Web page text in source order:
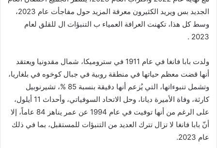
الجديد بس ويريد الكثيرون معرفة المزيد حول مفاجأت عام 2023،
وسط كل هذا، تكهنت العرافة العمياء ب التنبؤات ال للقلق لعام
2023 .
ولدت بابا فانغا في عام 1911 في ستروميكا، شمال مقدونيا ويعتقد
أنها قضت معظم حياتها في منطقة روبية في جبال كوخوه في بلغاريا،
وتشمل تنبوءاتها، التي يُزعم أنها دقيقة بنسبة 85 %، تشيرنوبيل
كارثة، وفاة الأميرة ديانا، وحل الاتحاد السوفياتي، وأحداث 11 أيلول،
على الرغم من أنها توفيت في عام 1994 عن عمر يناهز 84 عاماً، إلا
أنّ بابا فانغا لا تزال تترك العديد من التنبؤات للمستقبل، بما في ذلك
عام 2023.